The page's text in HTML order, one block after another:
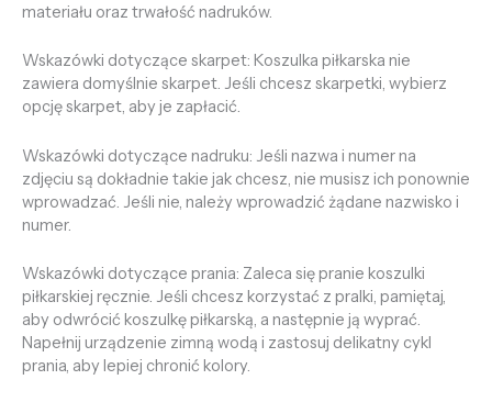
materiału oraz trwałość nadruków.
Wskazówki dotyczące skarpet: Koszulka piłkarska nie
zawiera domyślnie skarpet. Jeśli chcesz skarpetki, wybierz
opcję skarpet, aby je zapłacić.
Wskazówki dotyczące nadruku: Jeśli nazwa i numer na
zdjęciu są dokładnie takie jak chcesz, nie musisz ich ponownie
wprowadzać. Jeśli nie, należy wprowadzić żądane nazwisko i
numer.
Wskazówki dotyczące prania: Zaleca się pranie koszulki
piłkarskiej ręcznie. Jeśli chcesz korzystać z pralki, pamiętaj,
aby odwrócić koszulkę piłkarską, a następnie ją wyprać.
Napełnij urządzenie zimną wodą i zastosuj delikatny cykl
prania, aby lepiej chronić kolory.